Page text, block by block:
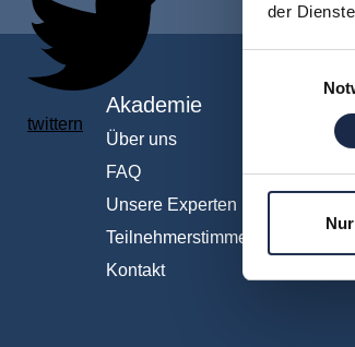
der
twittern
Akademie
Über uns
FAQ
Unsere Experten
Teilnehmerstimmen
Kontakt